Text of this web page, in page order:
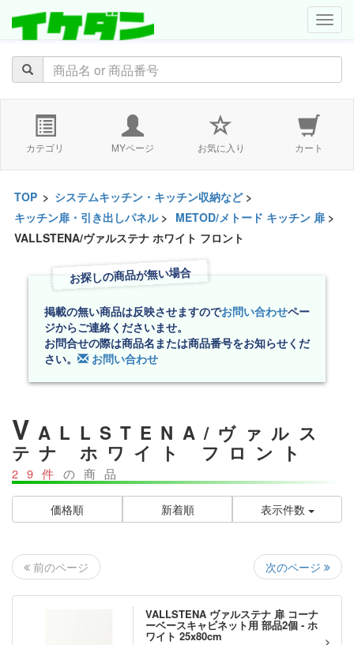
カテゴリ MYページ お気に入り カート
TOP > システムキッチン・キッチン収納など>
キッチン扉・引き出しパネル> METOD/メトード キッチン 扉 >
VALLSTENA/ヴァルステナ ホワイト フロント
お探しの商品が無い場合
掲載の無い商品は反映させますのでお問い合わせペー
ジからご連絡くださいませ。
お問合せの際は商品名または商品番号をお知らせくだ
さい。
お問い合わせ
V ALLSTENA/ヴァルス
テナ ホワイト フロント
29件 の商品
価格順 新着順 表示件数
前のページ 次のページ
VALLSTENA ヴァルステナ 扉 コーナ
ーベースキャビネット用 部品2個 - ホ
ワイト 25x80cm